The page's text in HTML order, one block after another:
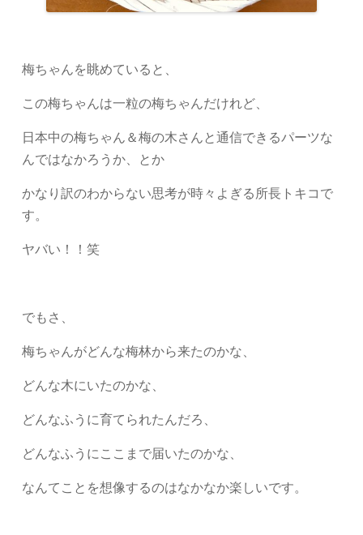
梅ちゃんを眺めていると、
この梅ちゃんは一粒の梅ちゃんだけれど、
日本中の梅ちゃん＆梅の木さんと通信できるパーツな
んではなかろうか、とか
かなり訳のわからない思考が時々よぎる所長トキコで
す。
ヤバい！！笑
でもさ、
梅ちゃんがどんな梅林から来たのかな、
どんな木にいたのかな、
どんなふうに育てられたんだろ、
どんなふうにここまで届いたのかな、
なんてことを想像するのはなかなか楽しいです。